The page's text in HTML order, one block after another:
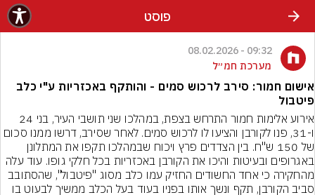
פוסט
09:32 - 08.02.2026
מערכת חמ״ל
אישום חמור: סירב לרכוש סמים - והותקף באכזריות ע"י כלב
פיטבול
מהחקירה כי אחד החשודים החזיק עמו כלב מסוג "פיטבול", שהסתובב